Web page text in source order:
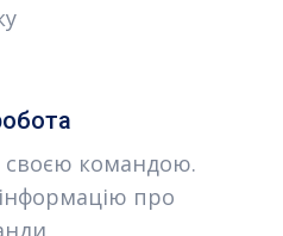
своєю командою.
про